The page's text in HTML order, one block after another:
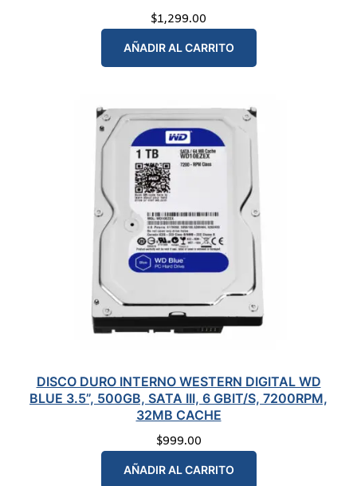
$1,299.00
AÑADIR AL CARRITO
DISCO DURO INTERNO WESTERN DIGITAL WD
BLUE 3.5”, 500GB, SATA III, 6 GBIT/S, 7200RPM,
32MB CACHE
$999.00
AÑADIR AL CARRITO